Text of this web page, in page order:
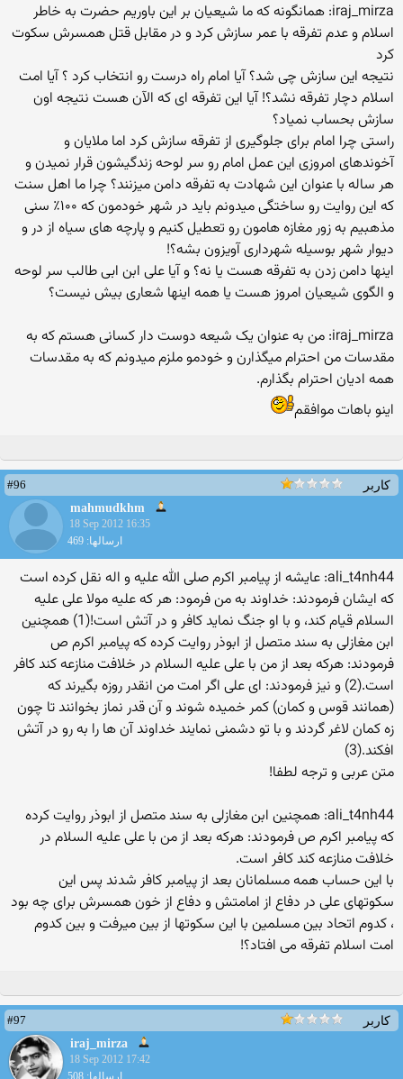
iraj_mirza: همانگونه که ما شیعیان بر این باوریم حضرت به خاطر
اسلام و عدم تفرقه با عمر سازش کرد و در مقابل قتل همسرش سکوت
کرد
نتیجه این سازش چی شد؟ آیا امام راه درست رو انتخاب کرد ؟ آیا امت
اسلام دچار تفرقه نشد؟! آیا این تفرقه ای که الآن هست نتیجه اون
سازش بحساب نمیاد؟
راستی چرا امام برای جلوگیری از تفرقه سازش کرد اما ملایان و
آخوندهای امروزی این عمل امام رو سر لوحه زندگیشون قرار نمیدن و
هر ساله با عنوان این شهادت به تفرقه دامن میزنند؟ چرا ما اهل سنت
که این روایت رو ساختگی میدونم باید در شهر خودمون که ۱۰۰٪ سنی
مذهبیم به زور مغازه هامون رو تعطیل کنیم و پارچه های سیاه از در و
دیوار شهر بوسیله شهرداری آویزون بشه؟!
اینها دامن زدن به تفرقه هست یا نه؟ و آیا علی ابن ابی طالب سر لوحه
و الگوی شیعیان امروز هست یا همه اینها شعاری بیش نیست؟
iraj_mirza: من به عنوان یک شیعه دوست دار کسانی هستم که به
مقدسات من احترام میگذارن و خودمو ملزم میدونم که به مقدسات
همه ادیان احترام بگذارم.
اینو باهات موافقم
کاربر
#96
mahmudkhm
18 Sep 2012 16:35
ارسالها: 469
ali_t4nh44: عایشه از پیامبر اکرم صلی الله علیه و اله نقل کرده است
که ایشان فرمودند: خداوند به من فرمود: هر که علیه مولا علی علیه
السلام قیام کند، و با او جنگ نماید کافر و در آتش است!(1) همچنین
ابن مغازلی به سند متصل از ابوذر روایت کرده که پیامبر اکرم ص
فرمودند: هرکه بعد از من با علی علیه السلام در خلافت منازعه کند کافر
است.(2) و نیز فرمودند: ای علی اگر امت من انقدر روزه بگیرند که
(همانند قوس و کمان) کمر خمیده شوند و آن قدر نماز بخوانند تا چون
زه کمان لاغر گردند و با تو دشمنی نمایند خداوند آن ها را به رو در آتش
افکند.(3)
متن عربی و ترجه لطفا!
ali_t4nh44: همچنین ابن مغازلی به سند متصل از ابوذر روایت کرده
که پیامبر اکرم ص فرمودند: هرکه بعد از من با علی علیه السلام در
خلافت منازعه کند کافر است.
با این حساب همه مسلمانان بعد از پیامبر کافر شدند پس این
سکوتهای علی در دفاع از امامتش و دفاع از خون همسرش برای چه بود
، کدوم اتحاد بین مسلمین با این سکوتها از بین میرفت و بین کدوم
امت اسلام تفرقه می افتاد؟!
کاربر
#97
iraj_mirza
18 Sep 2012 17:42
ارسالها: 508